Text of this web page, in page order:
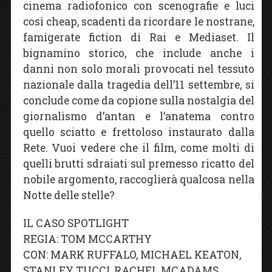
cinema radiofonico con scenografie e luci
così cheap, scadenti da ricordare le nostrane,
famigerate fiction di Rai e Mediaset. Il
bignamino storico, che include anche i
danni non solo morali provocati nel tessuto
nazionale dalla tragedia dell’11 settembre, si
conclude come da copione sulla nostalgia del
giornalismo d’antan e l’anatema contro
quello sciatto e frettoloso instaurato dalla
Rete. Vuoi vedere che il film, come molti di
quelli brutti sdraiati sul premesso ricatto del
nobile argomento, raccoglierà qualcosa nella
Notte delle stelle?
IL CASO SPOTLIGHT
REGIA: TOM MCCARTHY
CON: MARK RUFFALO, MICHAEL KEATON,